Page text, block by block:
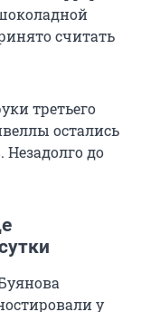
считать
третьего
остались
Незадолго до
у